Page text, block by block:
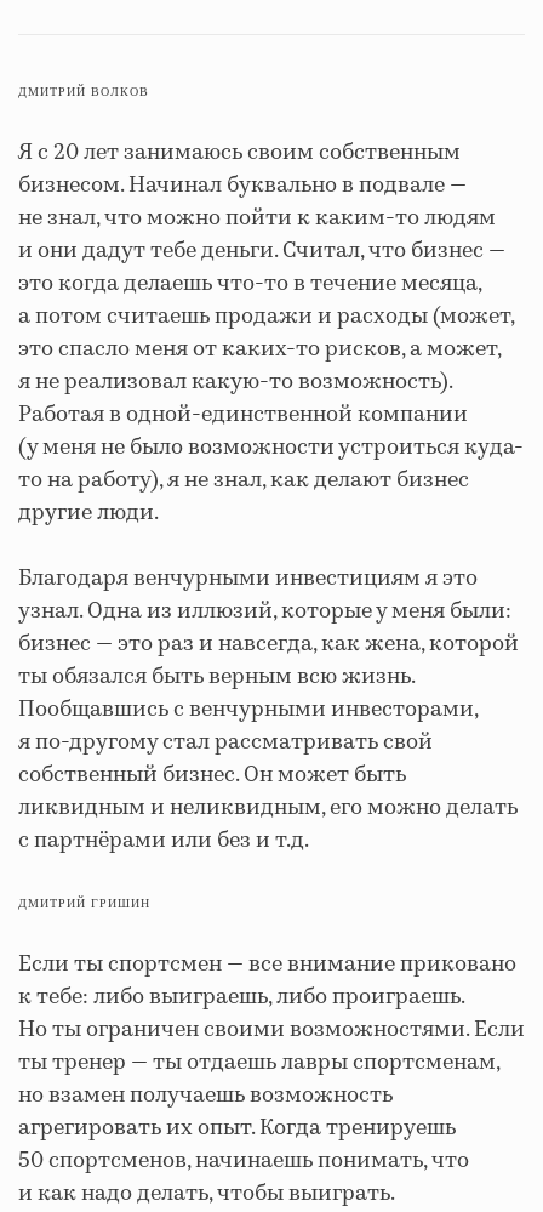
ДМИТРИЙ ВОЛКОВ
Я с 20 лет занимаюсь своим собственным
бизнесом. Начинал буквально в подвале —
не знал, что можно пойти к каким-то людям
и они дадут тебе деньги. Считал, что бизнес —
это когда делаешь что-то в течение месяца,
а потом считаешь продажи и расходы (может,
это спасло меня от каких-то рисков, а может,
я не реализовал какую-то возможность).
Работая в одной-единственной компании
(у меня не было возможности устроиться куда-
то на работу), я не знал, как делают бизнес
другие люди.
Благодаря венчурными инвестициям я это
узнал. Одна из иллюзий, которые у меня были:
бизнес — это раз и навсегда, как жена, которой
ты обязался быть верным всю жизнь.
Пообщавшись с венчурными инвесторами,
я по-другому стал рассматривать свой
собственный бизнес. Он может быть
ликвидным и неликвидным, его можно делать
с партнёрами или без и т.д.
ДМИТРИЙ ГРИШИН
Если ты спортсмен — все внимание приковано
к тебе: либо выиграешь, либо проиграешь.
Но ты ограничен своими возможностями. Если
ты тренер — ты отдаешь лавры спортсменам,
но взамен получаешь возможность
агрегировать их опыт. Когда тренируешь
50 спортсменов, начинаешь понимать, что
и как надо делать, чтобы выиграть.